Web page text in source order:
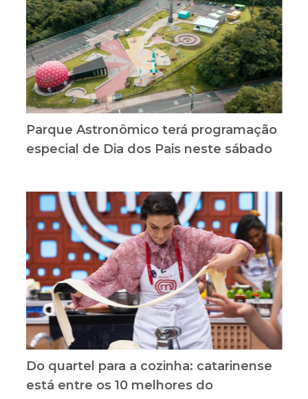
Parque Astronômico terá programação
especial de Dia dos Pais neste sábado
Do quartel para a cozinha: catarinense
está entre os 10 melhores do